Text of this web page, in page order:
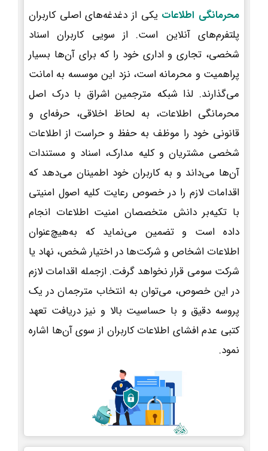
محرمانگی اطلاعات یکی از دغدغه‌های اصلی کاربران
پلتفرم‌های آنلاین است. از سویی کاربران اسناد
شخصی، تجاری و اداری خود را که برای آن‌ها بسیار
پراهمیت و محرمانه است، نزد این موسسه به امانت
می‌گذارند. لذا شبکه مترجمین اشراق با درک اصل
محرمانگی اطلاعات، به لحاظ اخلاقی، حرفه‌ای و
قانونی خود را موظف به حفظ و حراست از اطلاعات
شخصی مشتریان و کلیه مدارک، اسناد و مستندات
آن‌ها می‌داند و به کاربران خود اطمینان می‌دهد که
اقدامات لازم را در خصوص رعایت کلیه اصول امنیتی
با تکیه‌بر دانش متخصصان امنیت اطلاعات انجام
داده است و تضمین می‌نماید که به‌هیچ‌عنوان
اطلاعات اشخاص و شرکت‌ها در اختیار شخص، نهاد یا
شرکت سومی قرار نخواهد گرفت. ازجمله اقدامات لازم
در این خصوص، می‌توان به انتخاب مترجمان در یک
پروسه دقیق و با حساسیت بالا و نیز دریافت تعهد
کتبی عدم افشای اطلاعات کاربران از سوی آن‌ها اشاره
نمود.